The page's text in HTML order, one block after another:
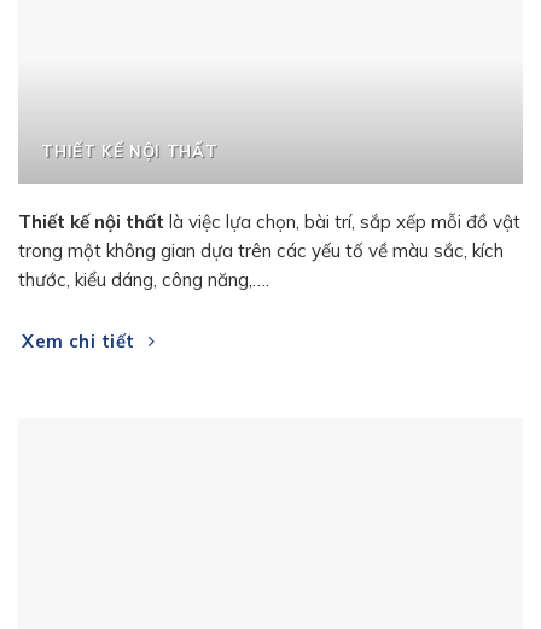
THIẾT KẾ NỘI THẤT
Thiết kế nội thất là việc lựa chọn, bài trí, sắp xếp mỗi đồ vật
trong một không gian dựa trên các yếu tố về màu sắc, kích
thước, kiểu dáng, công năng,….
Xem chi tiết